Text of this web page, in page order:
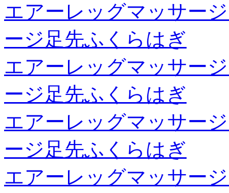
エアーレッグマッサー
ージ足先ふくらはぎ
エアーレッグマッサー
ージ足先ふくらはぎ
エアーレッグマッサー
ージ足先ふくらはぎ
エアーレッグマッサー